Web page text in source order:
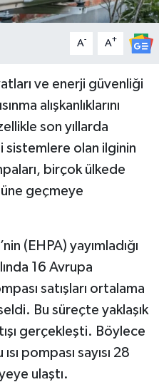
A- A+
ve enerji güvenliği
alışkanlıklarını
son yıllarda
sistemlere olan ilginin
birçok ülkede
geçmeye
(EHPA) yayımladığı
16 Avrupa
satışları ortalama
Bu süreçte yaklaşık
gerçekleşti. Böylece
pompası sayısı 28
ulaştı.